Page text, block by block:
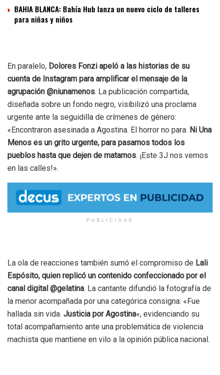
BAHIA BLANCA: Bahía Hub lanza un nuevo ciclo de talleres
para niñas y niños
En paralelo, Dolores Fonzi apeló a las historias de su
cuenta de Instagram para amplificar el mensaje de la
agrupación @niunamenos. La publicación compartida,
diseñada sobre un fondo negro, visibilizó una proclama
urgente ante la seguidilla de crímenes de género:
«Encontraron asesinada a Agostina. El horror no para. Ni Una
Menos es un grito urgente, para pasarnos todos los
pueblos hasta que dejen de matarnos. ¡Este 3J nos vemos
en las calles!».
PUBLICIDAD
La ola de reacciones también sumó el compromiso de Lali
Espósito, quien replicó un contenido confeccionado por el
canal digital @gelatina. La cantante difundió la fotografía de
la menor acompañada por una categórica consigna: «Fue
hallada sin vida. Justicia por Agostina«, evidenciando su
total acompañamiento ante una problemática de violencia
machista que mantiene en vilo a la opinión pública nacional.